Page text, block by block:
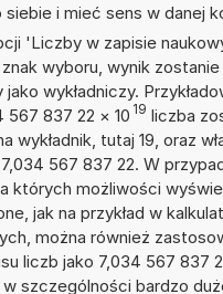
i mieć sens w danej
'Liczby w zapisie
wyboru, wynik zostanie
wykładniczy.
567 837 22 × 10 19 liczba
wykładnik, tutaj 19, oraz
567 837 22. W
których możliwości
jak na przykład w
można również
liczb jako 7,034 567 837
szczególności bardzo